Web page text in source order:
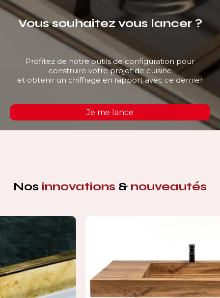
Vous souhaitez vous lancer ?
Profitez de notre outils de configuration pour
construire votre projet de cuisine
et obtenir un chiffrage en rapport avec ce dernier
Je me lance
Nos innovations & nouveautés